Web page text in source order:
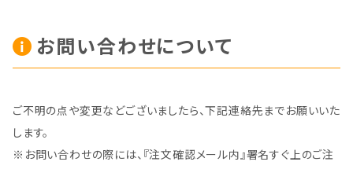
お問い合わせについて
ご不明の点や変更などございましたら、下記連絡先までお願いいた
します。
※お問い合わせの際には、『注文確認メール内』署名すぐ上のご注